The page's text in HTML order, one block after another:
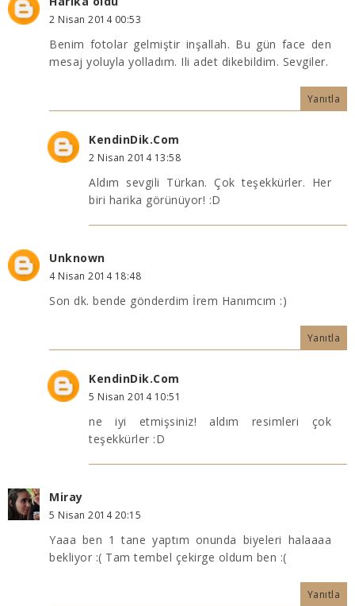
2 Nisan 2014 00:53
Benim fotolar gelmiştir inşallah. Bu gün face den
mesaj yoluyla yolladım. Ili adet dikebildim. Sevgiler.
Yanıtla
KendinDik.Com
2 Nisan 2014 13:58
Aldım sevgili Türkan. Çok teşekkürler. Her
biri harika görünüyor! :D
Unknown
4 Nisan 2014 18:48
Son dk. bende gönderdim İrem Hanımcım :)
Yanıtla
KendinDik.Com
5 Nisan 2014 10:51
ne iyi etmişsiniz! aldım resimleri çok
teşekkürler :D
Miray
5 Nisan 2014 20:15
Yaaa ben 1 tane yaptım onunda biyeleri halaaaa
bekliyor :( Tam tembel çekirge oldum ben :(
Yanıtla